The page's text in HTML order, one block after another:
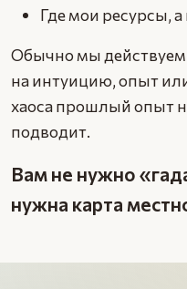
Где мои ресурсы,
Обычно мы
на интуицию, опыт
хаоса прошлый опыт
подводит.
Вам не нужно
нужна карта